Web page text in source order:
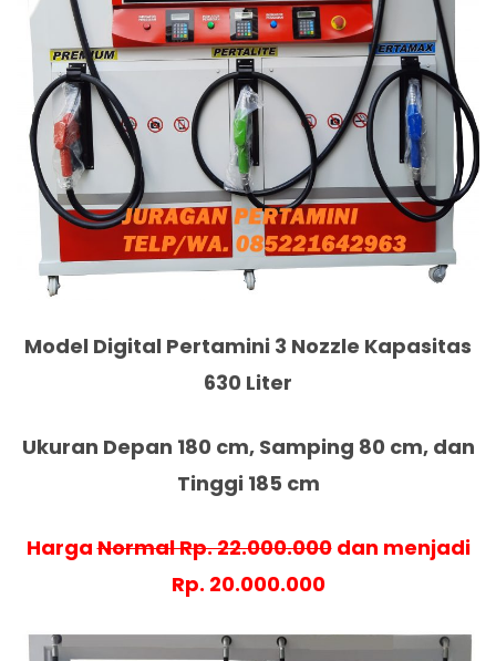
Model Digital Pertamini 3 Nozzle Kapasitas
630 Liter
Ukuran Depan 180 cm, Samping 80 cm, dan
Tinggi 185 cm
HargaNormal Rp. 22.000.000dan menjadi
Rp. 20.000.000